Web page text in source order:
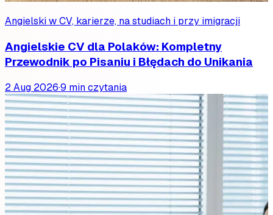
Angielski w CV, karierze, na studiach i przy imigracji
Angielskie CV dla Polaków: Kompletny
Przewodnik po Pisaniu i Błędach do Unikania
2 Aug 2026·9 min czytania